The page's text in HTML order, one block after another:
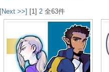
[Next >>] [1] 2 全63件